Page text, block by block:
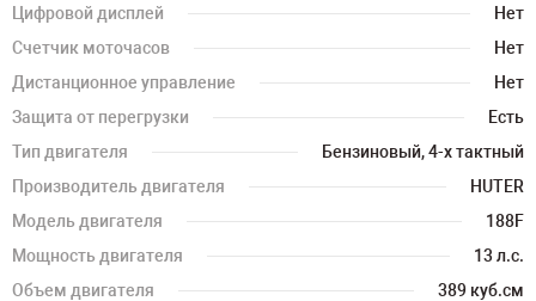
Цифровой дисплей
Нет
Счетчик моточасов
Нет
Дистанционное управление
Нет
Защита от перегрузки
Есть
Тип двигателя
Бензиновый, 4-х тактный
Производитель двигателя
HUTER
Модель двигателя
188F
Мощность двигателя
13 л.с.
Объем двигателя
389 куб.см